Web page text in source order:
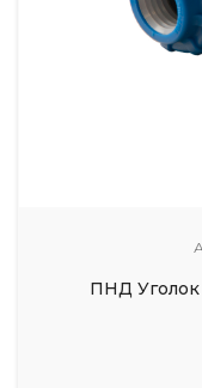
ПНД Уголок